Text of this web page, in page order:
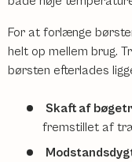
For at forlænge
helt op mellem brug.
børsten efterlades
Skaft af
fremstillet af